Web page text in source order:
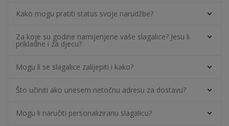
Kako mogu pratiti status svoje narudžbe?
Za koje su godine namijenjene vaše slagalice? Jesu li
prikladne i za djecu?
Mogu li se slagalice zalijepiti i kako?
Što učiniti ako unesem netočnu adresu za dostavu?
Mogu li naručiti personaliziranu slagalicu?